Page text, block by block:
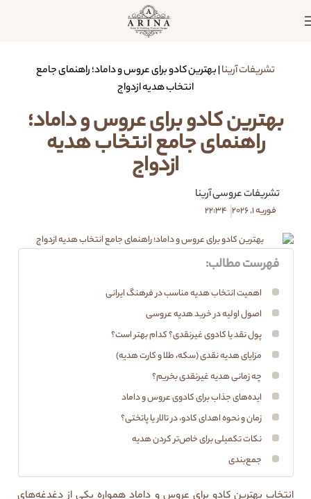
تشریفات آرینا|بهترین کادو برای عروس و داماد؛ راهنمای جامع
انتخاب هدیه ازدواج
بهترین کادو برای عروس و داماد؛
راهنمای جامع انتخاب هدیه
ازدواج
تشریفات عروسی آرینا
فوریه 1, 2026 22:34
فهرست مطالب:
اهمیت انتخاب هدیه مناسب در فرهنگ ایرانی
اصول اولیه در خرید هدیه عروسی
پول نقد یا کادوی غیرنقدی؟ کدام بهتر است؟
مزایای هدیه نقدی (سکه، طلا و کارت هدیه)
چه زمانی هدیه غیرنقدی بخریم؟
ایده‌های جذاب برای کادوی عروس و داماد
زمان و نحوه اهدای کادو، در تالار یا پاتختی؟
نکات تکمیلی برای خاص‌تر کردن هدیه
جمع‌بندی